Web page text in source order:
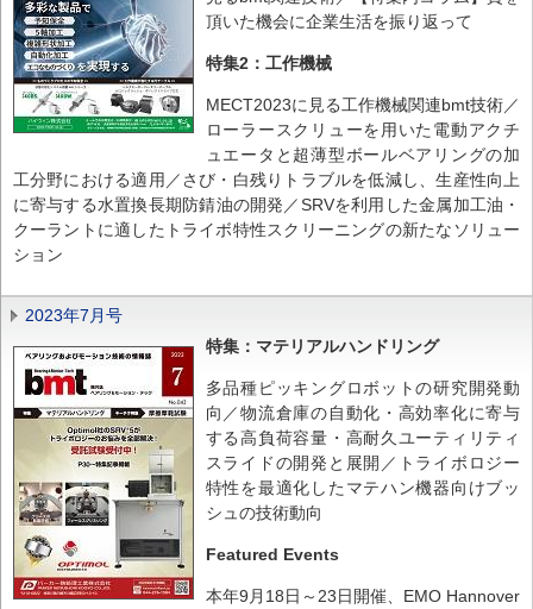
頂いた機会に企業生活を振り返って
特集2：工作機械
MECT2023に見る工作機械関連bmt技術／
ローラースクリューを用いた電動アクチ
ュエータと超薄型ボールベアリングの加
工分野における適用／さび・白残りトラブルを低減し、生産性向上
に寄与する水置換長期防錆油の開発／SRVを利用した金属加工油・
クーラントに適したトライボ特性スクリーニングの新たなソリュー
ション
2023年7月号
特集：マテリアルハンドリング
多品種ピッキングロボットの研究開発動
向／物流倉庫の自動化・高効率化に寄与
する高負荷容量・高耐久ユーティリティ
スライドの開発と展開／トライボロジー
特性を最適化したマテハン機器向けブッ
シュの技術動向
Featured Events
本年9月18日～23日開催、EMO Hannover